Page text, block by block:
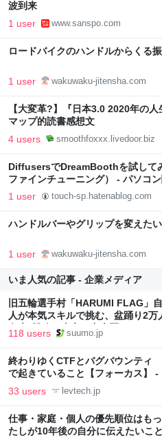
波到来
1 user www.sanspo.com
ロードバイクのハンドルからくる
1 user wakuwaku-jitensha.com
【大変革?】『日本3.0 2020年の
マップ的読書感想文
4 users smoothfoxxx.livedoor.biz
DiffusersでDreamBoothを試し
ファインチューニング） - パソコ
1 user touch-sp.hatenablog.com
ハンドルバーやグリップを変えた
1 user wakuwaku-jitensha.com
いま人気の記事 - 企業メディア
旧五輪選手村「HARUMI FLAG」
人が本気スキルで挑む、盆踊り2
向上”戦略 東京・中央区
118 users suumo.jp
終わりゆくCTFとバグバウンティ
で起きていること【フォーカス】
33 users levtech.jp
仕事・家庭・個人の優先順位はも
たしが10年後の自分に伝えたいこ